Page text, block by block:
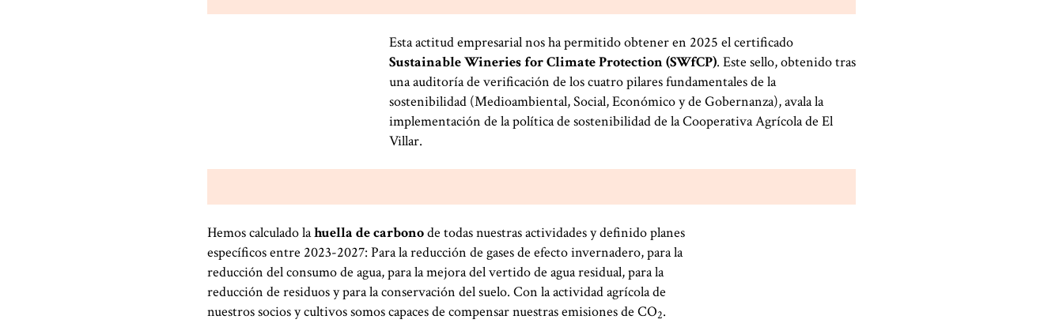
Esta actitud empresarial nos ha permitido obtener en 2025 el certificado
Sustainable Wineries for Climate Protection (SWfCP). Este sello, obtenido tras
una auditoría de verificación de los cuatro pilares fundamentales de la
sostenibilidad (Medioambiental, Social, Económico y de Gobernanza), avala la
implementación de la política de sostenibilidad de la Cooperativa Agrícola de El
Villar.
Hemos calculado lahuella de carbonode todas nuestras actividades y definido planes
específicos entre 2023-2027: Para la reducción de gases de efecto invernadero, para la
reducción del consumo de agua, para la mejora del vertido de agua residual, para la
reducción de residuos y para la conservación del suelo. Con la actividad agrícola de
nuestros socios y cultivos somos capaces de compensar nuestras emisiones de CO2.